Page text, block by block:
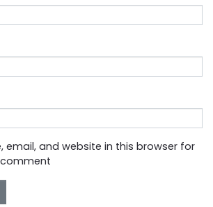
email, and website in this browser for